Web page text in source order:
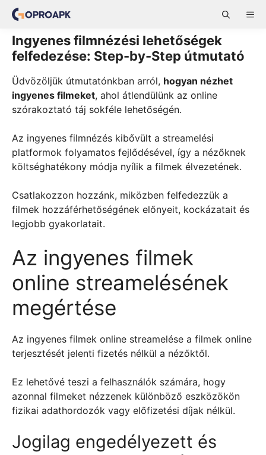
Skip
content
Ingyenes filmnézési lehetőségek
felfedezése: Step-by-Step útmutató
Üdvözöljük útmutatónkban arról, hogyan nézhet
ingyenes filmeket, ahol átlendülünk az online
szórakoztató táj sokféle lehetőségén.
Az ingyenes filmnézés kibővült a streamelési
platformok folyamatos fejlődésével, így a nézőknek
költséghatékony módja nyílik a filmek élvezetének.
Csatlakozzon hozzánk, miközben felfedezzük a
filmek hozzáférhetőségének előnyeit, kockázatait és
legjobb gyakorlatait.
Az ingyenes filmek
online streamelésének
megértése
Az ingyenes filmek online streamelése a filmek online
terjesztését jelenti fizetés nélkül a nézőktől.
Ez lehetővé teszi a felhasználók számára, hogy
azonnal filmeket nézzenek különböző eszközökön
fizikai adathordozók vagy előfizetési díjak nélkül.
Jogilag engedélyezett és